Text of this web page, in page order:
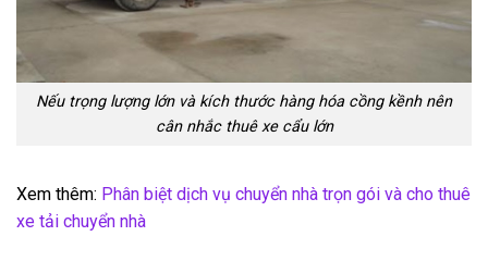
Nếu trọng lượng lớn và kích thước hàng hóa cồng kềnh nên
cân nhắc thuê xe cẩu lớn
Xem thêm: Phân biệt dịch vụ chuyển nhà trọn gói và cho thuê
xe tải chuyển nhà